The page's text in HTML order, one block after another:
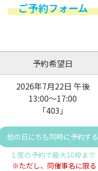
ご予約フォーム
予約希望日
2026年7月22日 午後
13:00～17:00
「403」
他の日にちも同時に予約する
１度の予約で最大10枠まで
※ただし、同催事名に限る